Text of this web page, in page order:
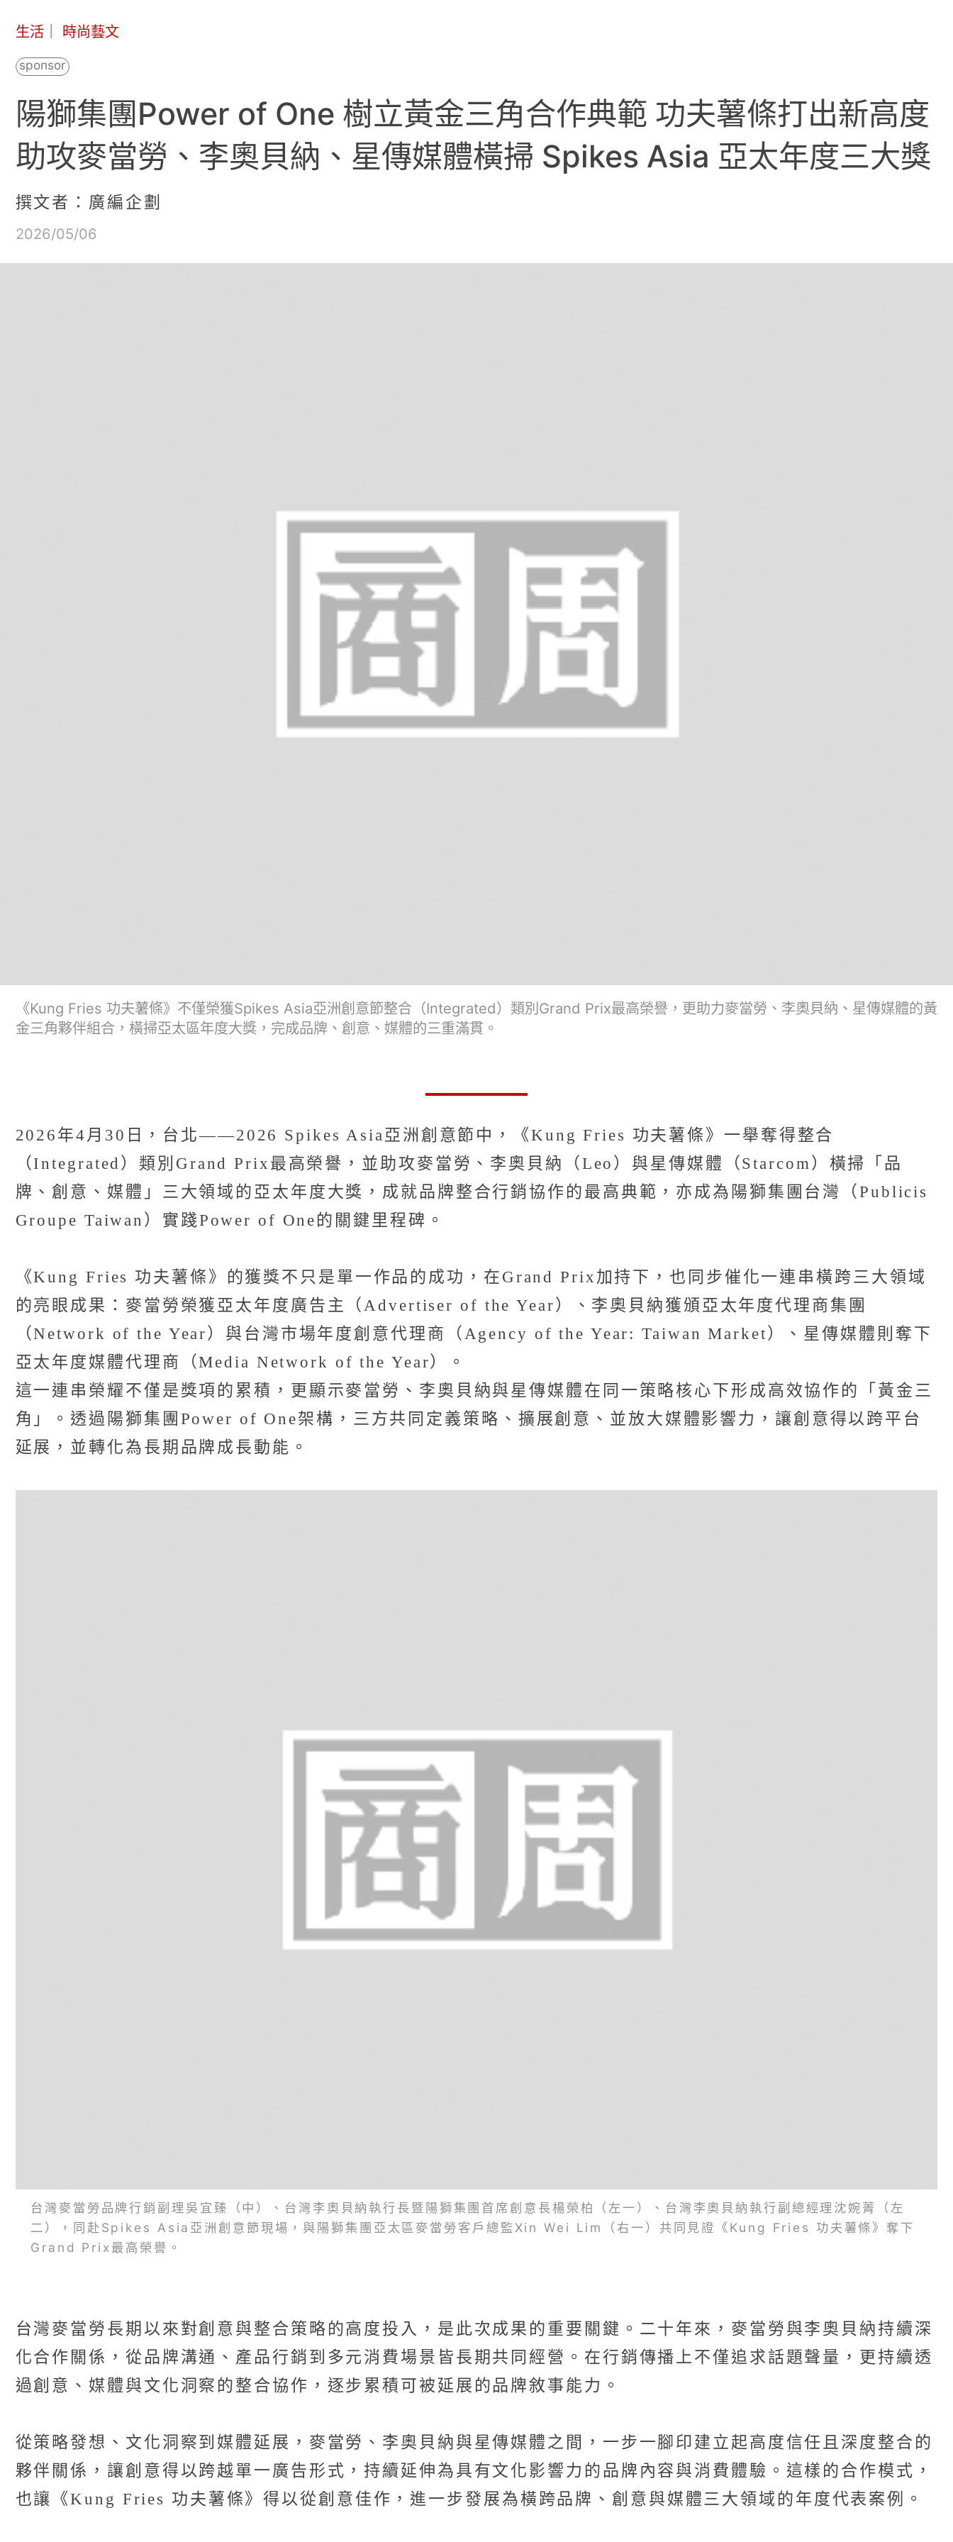
生活｜ 時尚藝文
陽獅集團Power of One 樹立黃金三角合作典範 功夫薯條打出新高度
助攻麥當勞、李奧貝納、星傳媒體橫掃 Spikes Asia 亞太年度三大獎
撰文者：廣編企劃
2026/05/06
《Kung Fries 功夫薯條》不僅榮獲Spikes Asia亞洲創意節整合（Integrated）類別Grand Prix最高榮譽，更助力麥當勞、李奧貝納、星傳媒體的黃
金三角夥伴組合，橫掃亞太區年度大獎，完成品牌、創意、媒體的三重滿貫。
2026年4月30日，台北——2026 Spikes Asia亞洲創意節中，《Kung Fries 功夫薯條》一舉奪得整合
（Integrated）類別Grand Prix最高榮譽，並助攻麥當勞、李奧貝納（Leo）與星傳媒體（Starcom）橫掃「品
牌、創意、媒體」三大領域的亞太年度大獎，成就品牌整合行銷協作的最高典範，亦成為陽獅集團台灣（Publicis
Groupe Taiwan）實踐Power of One的關鍵里程碑。
《Kung Fries 功夫薯條》的獲獎不只是單一作品的成功，在Grand Prix加持下，也同步催化一連串橫跨三大領域
的亮眼成果：麥當勞榮獲亞太年度廣告主（Advertiser of the Year）、李奧貝納獲頒亞太年度代理商集團
（Network of the Year）與台灣市場年度創意代理商（Agency of the Year: Taiwan Market）、星傳媒體則奪下
亞太年度媒體代理商（Media Network of the Year）。
這一連串榮耀不僅是獎項的累積，更顯示麥當勞、李奧貝納與星傳媒體在同一策略核心下形成高效協作的「黃金三
角」。透過陽獅集團Power of One架構，三方共同定義策略、擴展創意、並放大媒體影響力，讓創意得以跨平台
延展，並轉化為長期品牌成長動能。
台灣麥當勞品牌行銷副理吳宜臻（中）、台灣李奧貝納執行長暨陽獅集團首席創意長楊榮柏（左一）、台灣李奧貝納執行副總經理沈婉菁（左
二），同赴Spikes Asia亞洲創意節現場，與陽獅集團亞太區麥當勞客戶總監Xin Wei Lim（右一）共同見證《Kung Fries 功夫薯條》奪下
Grand Prix最高榮譽。
台灣麥當勞長期以來對創意與整合策略的高度投入，是此次成果的重要關鍵。二十年來，麥當勞與李奧貝納持續深
化合作關係，從品牌溝通、產品行銷到多元消費場景皆長期共同經營。在行銷傳播上不僅追求話題聲量，更持續透
過創意、媒體與文化洞察的整合協作，逐步累積可被延展的品牌敘事能力。
從策略發想、文化洞察到媒體延展，麥當勞、李奧貝納與星傳媒體之間，一步一腳印建立起高度信任且深度整合的
夥伴關係，讓創意得以跨越單一廣告形式，持續延伸為具有文化影響力的品牌內容與消費體驗。這樣的合作模式，
也讓《Kung Fries 功夫薯條》得以從創意佳作，進一步發展為橫跨品牌、創意與媒體三大領域的年度代表案例。